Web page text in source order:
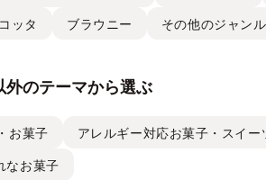
ッタ ブラウニー その他のジャンル
外のテーマから選ぶ
お菓子 アレルギー対応お菓子・スイー
なお菓子